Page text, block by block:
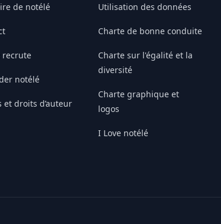
de notélé
recrute
notélé
et droits d’auteur
Utilisation des données
Charte de bonne conduite
Charte sur l'égalité et la
diversité
Charte graphique et
logos
I Love notélé